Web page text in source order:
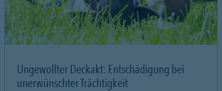
Ungewollter Deckakt: Entschädigung bei
unerwünschter Trächtigkeit